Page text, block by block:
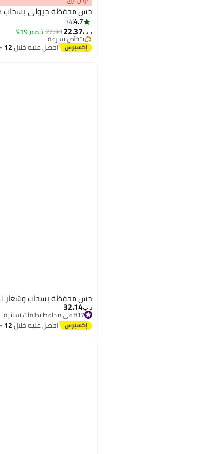
جس محفظة جيولي بسحاب دائري صغيرة
4.7
4
د.ب‏22.37
27.90خصم 19%
بتخلّص بسرعة
بتخلّص بسرعةاحصل عليه خلال12 - 13 اغسطس
جس محفظة بسحاب وشعار
د.ب‏32.14
#17 في محافظ بطاقات نسائية
#17 في محافظ بطاقات نسائية احصل عليه خلال12 - 13 اغسطس